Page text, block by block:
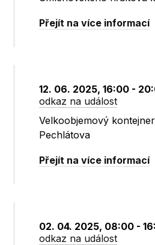
Přejít na více informací
12. 06. 2025, 16:00 -
odkaz na událost
Velkoobjemový
Pechlátova
Přejít na více informací
02. 04. 2025, 08:00 -
odkaz na událost